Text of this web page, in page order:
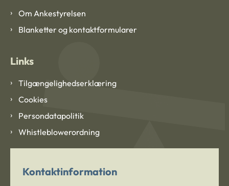
Om Ankestyrelsen
Blanketter og kontaktformularer
Links
Tilgængelighedserklæring
Cookies
Persondatapolitik
Whistleblowerordning
Kontaktinformation